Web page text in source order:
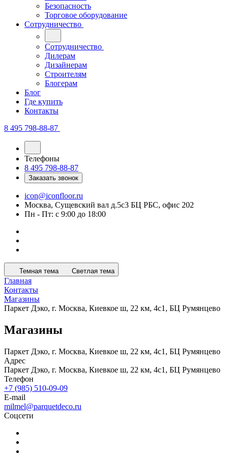
Безопасность
Торговое оборудование
Сотрудничество
Сотрудничество
Дилерам
Дизайнерам
Строителям
Блогерам
Блог
Где купить
Контакты
8 495 798-88-87
Телефоны
8 495 798-88-87
Заказать звонок
icon@iconfloor.ru
Москва, Сущевский вал д.5с3 БЦ РБС, офис 202
Пн - Пт: с 9:00 до 18:00
Темная тема Светлая тема
Главная
Контакты
Магазины
Паркет Дэко, г. Москва, Киевкое ш, 22 км, 4с1, БЦ Румянцево
Магазины
Паркет Дэко, г. Москва, Киевкое ш, 22 км, 4с1, БЦ Румянцево
Адрес
Паркет Дэко, г. Москва, Киевкое ш, 22 км, 4с1, БЦ Румянцево
Телефон
+7 (985) 510-09-09
E-mail
milmel@parquetdeco.ru
Соцсети